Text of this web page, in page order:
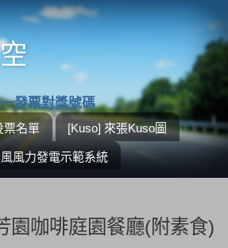
發票對獎號碼
票名單 [Kuso] 來張Kuso圖
風力發電示範系統
園咖啡庭園餐廳(附素食)